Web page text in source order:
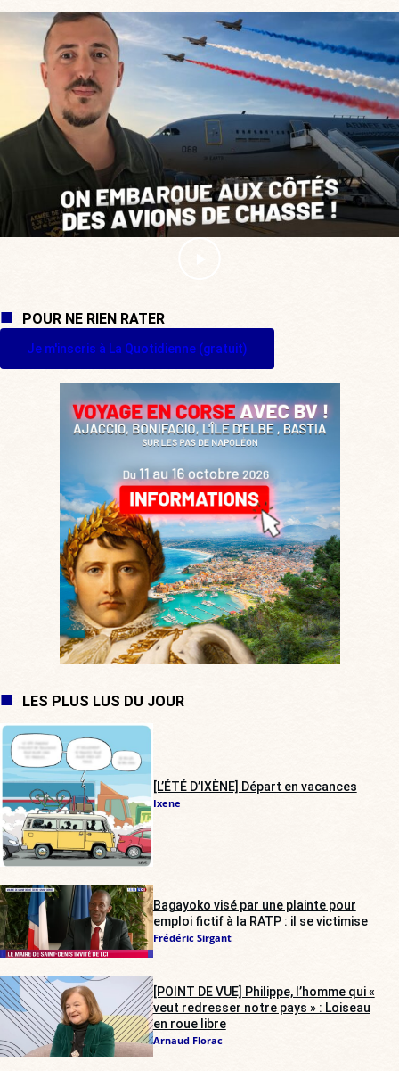
POUR NE RIEN RATER
Je m'inscris à La Quotidienne (gratuit)
LES PLUS LUS DU JOUR
[L’ÉTÉ D’IXÈNE] Départ en vacances
Ixene
Bagayoko visé par une plainte pour
emploi fictif à la RATP : il se victimise
Frédéric Sirgant
[POINT DE VUE] Philippe, l’homme qui «
veut redresser notre pays » : Loiseau
en roue libre
Arnaud Florac